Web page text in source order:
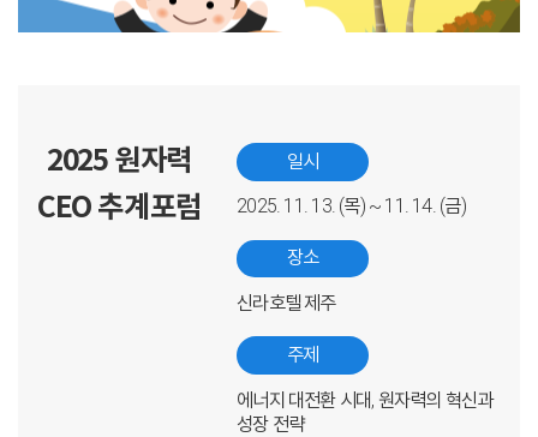
2025 원자력
CEO 추계포럼
일시
2025. 11. 13. (목) ~ 11. 14. (금)
장소
신라호텔 제주
주제
에너지 대전환 시대, 원자력의 혁신과
성장 전략